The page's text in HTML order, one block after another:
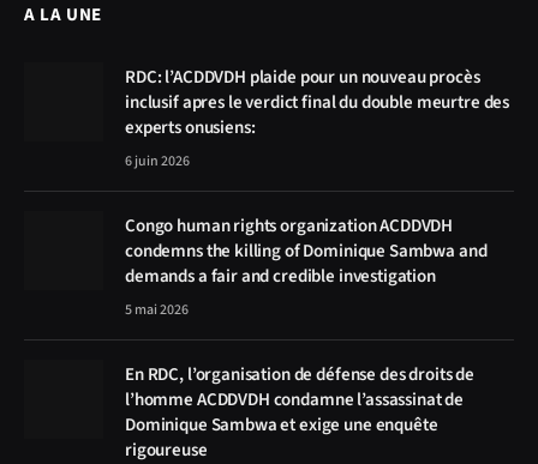
A LA UNE
RDC: l’ACDDVDH plaide pour un nouveau procès
inclusif apres le verdict final du double meurtre des
experts onusiens:
6 juin 2026
Congo human rights organization ACDDVDH
condemns the killing of Dominique Sambwa and
demands a fair and credible investigation
5 mai 2026
En RDC, l’organisation de défense des droits de
l’homme ACDDVDH condamne l’assassinat de
Dominique Sambwa et exige une enquête
rigoureuse